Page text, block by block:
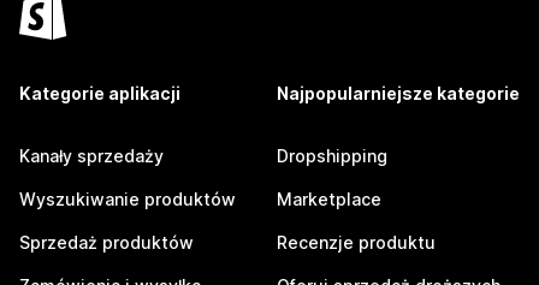
Kategorie aplikacji
Kanały sprzedaży
Wyszukiwanie produktów
Sprzedaż produktów
Najpopularniejsze kategorie
Dropshipping
Marketplace
Recenzje produktu